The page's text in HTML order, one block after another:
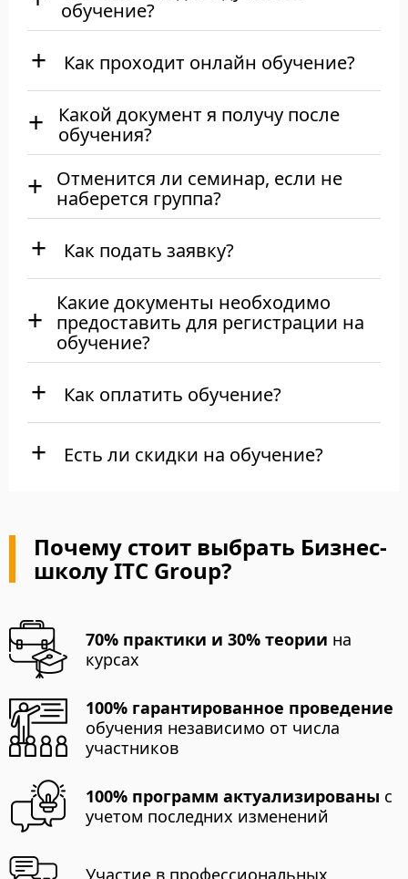
обучение?
Как проходит онлайн обучение?
Какой документ я получу после
обучения?
Отменится ли семинар, если не
наберется группа?
Как подать заявку?
Какие документы необходимо
предоставить для регистрации на
обучение?
Как оплатить обучение?
Есть ли скидки на обучение?
Почему стоит выбрать Бизнес-
школу ITC Group?
70% практики и 30% теории на
курсах
100% гарантированное проведение
обучения независимо от числа
участников
100% программ актуализированы с
учетом последних изменений
Участие в профессиональных